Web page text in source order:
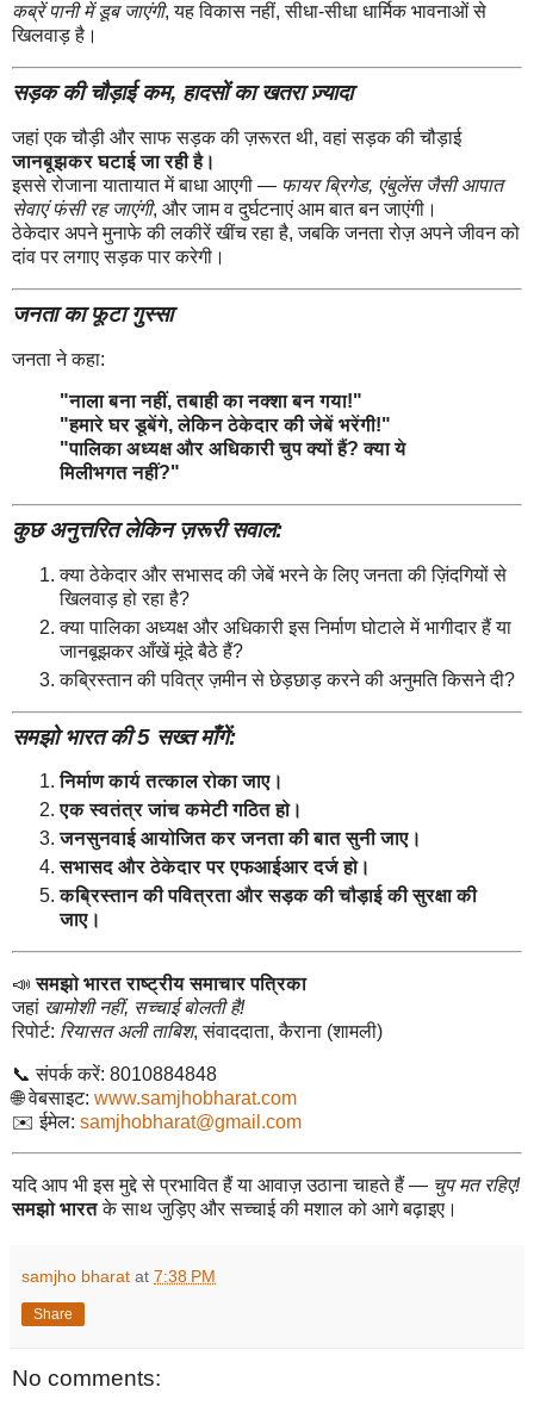
कब्रें पानी में डूब जाएंगी, यह विकास नहीं, सीधा-सीधा धार्मिक भावनाओं से
खिलवाड़ है।
सड़क की चौड़ाई कम, हादसों का खतरा ज़्यादा
जहां एक चौड़ी और साफ सड़क की ज़रूरत थी, वहां सड़क की चौड़ाई
जानबूझकर घटाई जा रही है।
इससे रोजाना यातायात में बाधा आएगी — फायर ब्रिगेड, एंबुलेंस जैसी आपात
सेवाएं फंसी रह जाएंगी, और जाम व दुर्घटनाएं आम बात बन जाएंगी।
ठेकेदार अपने मुनाफे की लकीरें खींच रहा है, जबकि जनता रोज़ अपने जीवन को
दांव पर लगाए सड़क पार करेगी।
जनता का फूटा गुस्सा
जनता ने कहा:
"नाला बना नहीं, तबाही का नक्शा बन गया!"
"हमारे घर डूबेंगे, लेकिन ठेकेदार की जेबें भरेंगी!"
"पालिका अध्यक्ष और अधिकारी चुप क्यों हैं? क्या ये
मिलीभगत नहीं?"
कुछ अनुत्तरित लेकिन ज़रूरी सवाल:
क्या ठेकेदार और सभासद की जेबें भरने के लिए जनता की ज़िंदगियों से
खिलवाड़ हो रहा है?
क्या पालिका अध्यक्ष और अधिकारी इस निर्माण घोटाले में भागीदार हैं या
जानबूझकर आँखें मूंदे बैठे हैं?
कब्रिस्तान की पवित्र ज़मीन से छेड़छाड़ करने की अनुमति किसने दी?
समझो भारत की 5 सख्त माँगें:
निर्माण कार्य तत्काल रोका जाए।
एक स्वतंत्र जांच कमेटी गठित हो।
जनसुनवाई आयोजित कर जनता की बात सुनी जाए।
सभासद और ठेकेदार पर एफआईआर दर्ज हो।
कब्रिस्तान की पवित्रता और सड़क की चौड़ाई की सुरक्षा की
जाए।
📣समझो भारत राष्ट्रीय समाचार पत्रिका
जहां खामोशी नहीं, सच्चाई बोलती है!
रिपोर्ट: रियासत अली ताबिश, संवाददाता, कैराना (शामली)
📞 संपर्क करें: 8010884848
🌐 वेबसाइट: www.samjhobharat.com
✉️ ईमेल: samjhobharat@gmail.com
यदि आप भी इस मुद्दे से प्रभावित हैं या आवाज़ उठाना चाहते हैं — चुप मत रहिए!
समझो भारतके साथ जुड़िए और सच्चाई की मशाल को आगे बढ़ाइए।
samjho bharat at 7:38 PM
Share
No comments: